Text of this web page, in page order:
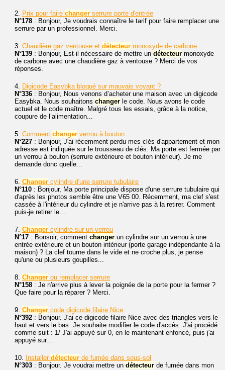
2. Prix pour faire changer serrure porte d'entrée
N°178 : Bonjour, Je voudrais connaître le tarif pour faire remplacer une
serrure par un professionnel. Merci.
3. Chaudière gaz ventouse et détecteur monoxyde de carbone
N°139 : Bonjour, Est-il nécessaire de mettre un détecteur monoxyde
de carbone avec une chaudière gaz à ventouse ? Merci de vos
réponses.
4. Digicode Easybka bloqué sur mauvais voyant ?
N°336 : Bonjour, Nous venons d’acheter une maison avec un digicode
Easybka. Nous souhaitons changer le code. Nous avons le code
actuel et le code maître. Malgré tous les essais, grâce à la notice,
coupure de l’alimentation...
5. Comment changer verrou à bouton
N°227 : Bonjour, J'ai récemment perdu mes clés d'appartement et mon
adresse est indiquée sur le trousseau de clés. Ma porte est fermée par
un verrou à bouton (serrure extérieure et bouton intérieur). Je me
demande donc quelle...
6. Changer cylindre d'une serrure tubulaire
N°110 : Bonjour, Ma porte principale dispose d'une serrure tubulaire qui
d'après les photos semble être une V65 00. Récemment, ma clef s'est
cassée à l'intérieur du cylindre et je n'arrive pas à la retirer. Comment
puis-je retirer le...
7. Changer cylindre sur un verrou
N°17 : Bonsoir, comment changer un cylindre sur un verrou à une
entrée extérieure et un bouton intérieur (porte garage indépendante à la
maison) ? La clef tourne dans le vide et ne croche plus, je pense
qu'une ou plusieurs goupilles...
8. Changer ou remplacer serrure
N°158 : Je n'arrive plus à lever la poignée de la porte pour la fermer ?
Que faire pour la réparer ? Merci.
9. Changer code digicode filaire Nice
N°392 : Bonjour. J'ai ce digicode filaire Nice avec des triangles vers le
haut et vers le bas. Je souhaite modifier le code d'accès. J'ai procédé
comme suit : 1/ J'ai appuyé sur 0, en le maintenant enfoncé, puis j'ai
appuyé sur...
10. Installer détecteur de fumée dans sous-sol
N°303 : Bonjour. Je voudrai mettre un détecteur de fumée dans mon